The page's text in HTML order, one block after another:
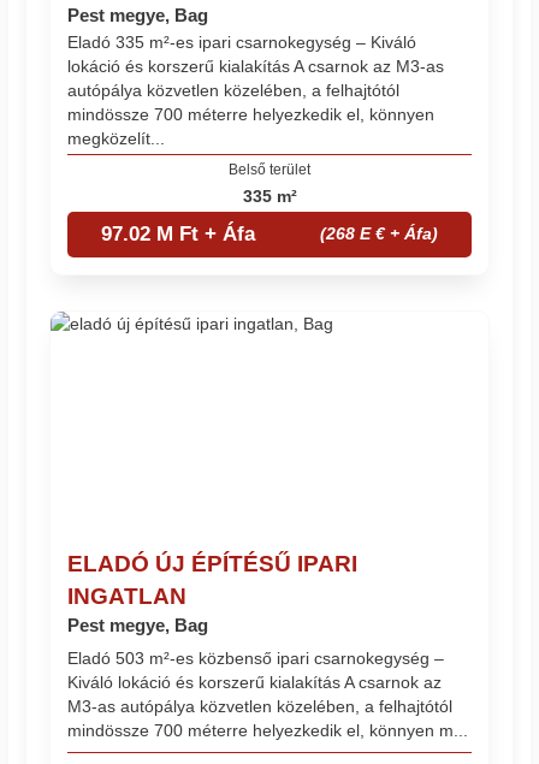
Pest megye, Bag
Eladó 335 m²-es ipari csarnokegység – Kiváló
lokáció és korszerű kialakítás A csarnok az M3-as
autópálya közvetlen közelében, a felhajtótól
mindössze 700 méterre helyezkedik el, könnyen
megközelít...
Belső terület
335 m²
97.02 M Ft + Áfa (268 E € + Áfa)
ELADÓ ÚJ ÉPÍTÉSŰ IPARI
INGATLAN
Pest megye, Bag
Eladó 503 m²-es közbenső ipari csarnokegység –
Kiváló lokáció és korszerű kialakítás A csarnok az
M3-as autópálya közvetlen közelében, a felhajtótól
mindössze 700 méterre helyezkedik el, könnyen m...